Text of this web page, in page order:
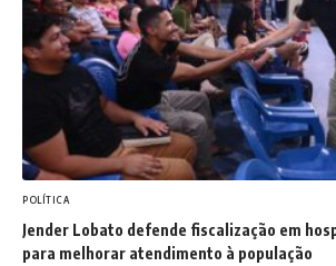
POLÍTICA
Jender Lobato defende fiscalização em
para melhorar atendimento à população